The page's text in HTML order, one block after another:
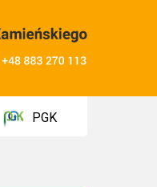
PGK